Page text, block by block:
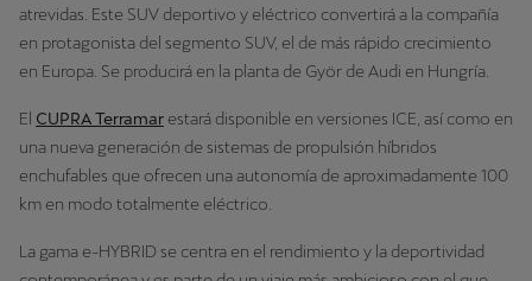
atrevidas. Este SUV deportivo y eléctrico convertirá a la compañía
en protagonista del segmento SUV, el de más rápido crecimiento
en Europa. Se producirá en la planta de Györ de Audi en Hungría.
El CUPRA Terramar estará disponible en versiones ICE, así como en
una nueva generación de sistemas de propulsión híbridos
enchufables que ofrecen una autonomía de aproximadamente 100
km en modo totalmente eléctrico.
La gama e-HYBRID se centra en el rendimiento y la deportividad